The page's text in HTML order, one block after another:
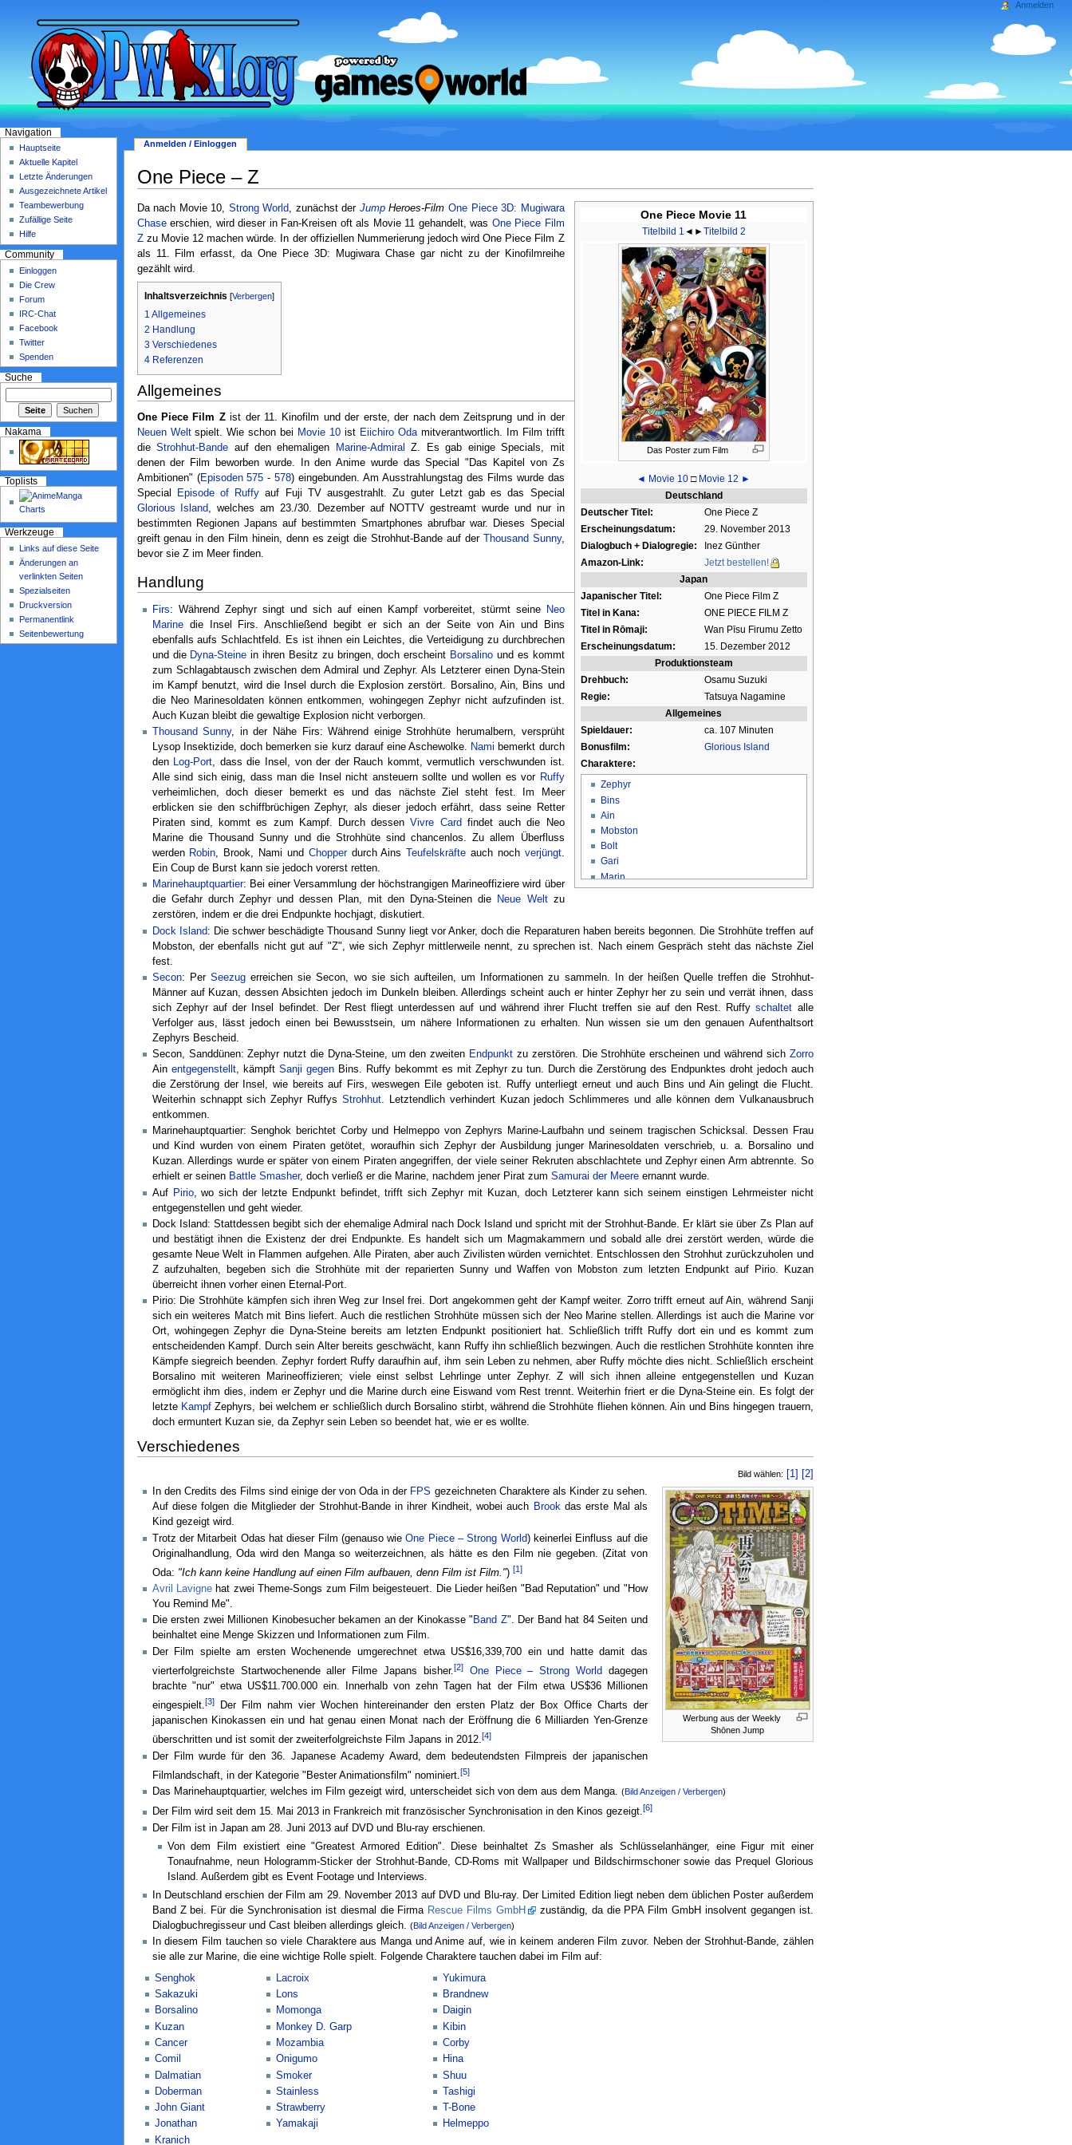
One Piece – Z
One Piece Movie 11
Titelbild 1 ◄►Titelbild 2
Das Poster zum Film
◄ Movie 10 □ Movie 12 ►
Deutschland
Deutscher Titel:
One Piece Z
Erscheinungsdatum:
29. November 2013
Dialogbuch + Dialogregie:
Inez Günther
Amazon-Link:
Jetzt bestellen!
Japan
Japanischer Titel:
One Piece Film Z
Titel in Kana:
ONE PIECE FILM Z
Titel in Rōmaji:
Wan Pīsu Firumu Zetto
Erscheinungsdatum:
15. Dezember 2012
Produktionsteam
Drehbuch:
Osamu Suzuki
Regie:
Tatsuya Nagamine
Allgemeines
Spieldauer:
ca. 107 Minuten
Bonusfilm:
Glorious Island
Charaktere:
Zephyr
Bins
Ain
Mobston
Bolt
Gari
Marin
Purin
Da nach Movie 10, Strong World , zunächst der JumpHeroes-Film One Piece 3D: Mugiwara
Chaseerschien, wird dieser in Fan-Kreisen oft als Movie 11 gehandelt, was One Piece Film
Zzu Movie 12 machen würde. In der offiziellen Nummerierung jedoch wird One Piece Film Z
als 11. Film erfasst, da One Piece 3D: Mugiwara Chase gar nicht zu der Kinofilmreihe
gezählt wird.
Inhaltsverzeichnis [Verbergen]
1 Allgemeines
2 Handlung
3 Verschiedenes
4 Referenzen
Allgemeines
One Piece Film Zist der 11. Kinofilm und der erste, der nach dem Zeitsprung und in der
Neuen Weltspielt. Wie schon bei Movie 10 ist Eiichiro Odamitverantwortlich. Im Film trifft
dieStrohhut-Bande auf den ehemaligen Marine-Admiral
Z. Es gab einige Specials, mit
denen der Film beworben wurde. In den Anime wurde das Special "Das Kapitel von Zs
Ambitionen" (Episoden 575 -578) eingebunden. Am Ausstrahlungstag des Films wurde das
Special
Episode of Ruffy auf Fuji TV ausgestrahlt. Zu guter Letzt gab es das Special
Glorious Island, welches am 23./30. Dezember auf NOTTV gestreamt wurde und nur in
bestimmten Regionen Japans auf bestimmten Smartphones abrufbar war. Dieses Special
greift genau in den Film hinein, denn es zeigt die Strohhut-Bande auf der
Thousand Sunny,
bevor sie Z im Meer finden.
Handlung
Firs: Während Zephyr singt und sich auf einen Kampf vorbereitet, stürmt seine
Neo
Marinedie Insel Firs. Anschließend begibt er sich an der Seite von Ain und Bins
ebenfalls aufs Schlachtfeld. Es ist ihnen ein Leichtes, die Verteidigung zu durchbrechen
und die Dyna-Steine in ihren Besitz zu bringen, doch erscheint Borsalino und es kommt
zum Schlagabtausch zwischen dem Admiral und Zephyr. Als Letzterer einen Dyna-Stein
im Kampf benutzt, wird die Insel durch die Explosion zerstört. Borsalino, Ain, Bins und
die Neo Marinesoldaten können entkommen, wohingegen Zephyr nicht aufzufinden ist.
Auch Kuzan bleibt die gewaltige Explosion nicht verborgen.
Thousand Sunny, in der Nähe Firs: Während einige Strohhüte herumalbern, versprüht
Lysop Insektizide, doch bemerken sie kurz darauf eine Aschewolke. Nami bemerkt durch
den Log-Port, dass die Insel, von der der Rauch kommt, vermutlich verschwunden ist.
Alle sind sich einig, dass man die Insel nicht ansteuern sollte und wollen es vor Ruffy
verheimlichen, doch dieser bemerkt es und das nächste Ziel steht fest. Im Meer
erblicken sie den schiffbrüchigen Zephyr, als dieser jedoch erfährt, dass seine Retter
Piraten sind, kommt es zum Kampf. Durch dessenVivre Card findet auch die Neo
Marine die Thousand Sunny und die Strohhüte sind chancenlos. Zu allem Überfluss
werden Robin, Brook, Nami und Chopperdurch Ains Teufelskräfte auch noch verjüngt.
Ein Coup de Burst kann sie jedoch vorerst retten.
Marinehauptquartier: Bei einer Versammlung der höchstrangigen Marineoffiziere wird über
die Gefahr durch Zephyr und dessen Plan, mit den Dyna-Steinen die
Neue Weltzu
zerstören, indem er die drei Endpunkte hochjagt, diskutiert.
Dock Island: Die schwer beschädigte Thousand Sunny liegt vor Anker, doch die Reparaturen haben bereits begonnen. Die Strohhüte treffen auf
Mobston, der ebenfalls nicht gut auf "Z", wie sich Zephyr mittlerweile nennt, zu sprechen ist. Nach einem Gespräch steht das nächste Ziel
fest.
Secon: Per Seezugerreichen sie Secon, wo sie sich aufteilen, um Informationen zu sammeln. In der heißen Quelle treffen die Strohhut-
Männer auf Kuzan, dessen Absichten jedoch im Dunkeln bleiben. Allerdings scheint auch er hinter Zephyr her zu sein und verrät ihnen, dass
sich Zephyr auf der Insel befindet. Der Rest fliegt unterdessen auf und während ihrer Flucht treffen sie auf den Rest. Ruffyschaltet alle
Verfolger aus, lässt jedoch einen bei Bewusstsein, um nähere Informationen zu erhalten. Nun wissen sie um den genauen Aufenthaltsort
Zephyrs Bescheid.
Secon, Sanddünen: Zephyr nutzt die Dyna-Steine, um den zweiten Endpunkt zu zerstören. Die Strohhüte erscheinen und während sich Zorro
Ain entgegenstellt, kämpft Sanji gegenBins. Ruffy bekommt es mit Zephyr zu tun. Durch die Zerstörung des Endpunktes droht jedoch auch
die Zerstörung der Insel, wie bereits auf Firs, weswegen Eile geboten ist. Ruffy unterliegt erneut und auch Bins und Ain gelingt die Flucht.
Weiterhin schnappt sich Zephyr Ruffys Strohhut. Letztendlich verhindert Kuzan jedoch Schlimmeres und alle können dem Vulkanausbruch
entkommen.
Marinehauptquartier: Senghok berichtet Corby und Helmeppo von Zephyrs Marine-Laufbahn und seinem tragischen Schicksal. Dessen Frau
und Kind wurden von einem Piraten getötet, woraufhin sich Zephyr der Ausbildung junger Marinesoldaten verschrieb, u. a. Borsalino und
Kuzan. Allerdings wurde er später von einem Piraten angegriffen, der viele seiner Rekruten abschlachtete und Zephyr einen Arm abtrennte. So
erhielt er seinen Battle Smasher, doch verließ er die Marine, nachdem jener Pirat zum Samurai der Meereernannt wurde.
Auf Pirio, wo sich der letzte Endpunkt befindet, trifft sich Zephyr mit Kuzan, doch Letzterer kann sich seinem einstigen Lehrmeister nicht
entgegenstellen und geht wieder.
Dock Island: Stattdessen begibt sich der ehemalige Admiral nach Dock Island und spricht mit der Strohhut-Bande. Er klärt sie über Zs Plan auf
und bestätigt ihnen die Existenz der drei Endpunkte. Es handelt sich um Magmakammern und sobald alle drei zerstört werden, würde die
gesamte Neue Welt in Flammen aufgehen. Alle Piraten, aber auch Zivilisten würden vernichtet. Entschlossen den Strohhut zurückzuholen und
Z aufzuhalten, begeben sich die Strohhüte mit der reparierten Sunny und Waffen von Mobston zum letzten Endpunkt auf Pirio. Kuzan
überreicht ihnen vorher einen Eternal-Port.
Pirio: Die Strohhüte kämpfen sich ihren Weg zur Insel frei. Dort angekommen geht der Kampf weiter. Zorro trifft erneut auf Ain, während Sanji
sich ein weiteres Match mit Bins liefert. Auch die restlichen Strohhüte müssen sich der Neo Marine stellen. Allerdings ist auch die Marine vor
Ort, wohingegen Zephyr die Dyna-Steine bereits am letzten Endpunkt positioniert hat. Schließlich trifft Ruffy dort ein und es kommt zum
entscheidenden Kampf. Durch sein Alter bereits geschwächt, kann Ruffy ihn schließlich bezwingen. Auch die restlichen Strohhüte konnten ihre
Kämpfe siegreich beenden. Zephyr fordert Ruffy daraufhin auf, ihm sein Leben zu nehmen, aber Ruffy möchte dies nicht. Schließlich erscheint
Borsalino mit weiteren Marineoffizieren; viele einst selbst Lehrlinge unter Zephyr. Z will sich ihnen alleine entgegenstellen und Kuzan
ermöglicht ihm dies, indem er Zephyr und die Marine durch eine Eiswand vom Rest trennt. Weiterhin friert er die Dyna-Steine ein. Es folgt der
letzte Kampf Zephyrs, bei welchem er schließlich durch Borsalino stirbt, während die Strohhüte fliehen können. Ain und Bins hingegen trauern,
doch ermuntert Kuzan sie, da Zephyr sein Leben so beendet hat, wie er es wollte.
Verschiedenes
Bild wählen: [1] [2]
Werbung aus der Weekly
Shōnen Jump
In den Credits des Films sind einige der von Oda in der FPS gezeichneten Charaktere als Kinder zu sehen.
Auf diese folgen die Mitglieder der Strohhut-Bande in ihrer Kindheit, wobei auch Brookdas erste Mal als
Kind gezeigt wird.
Trotz der Mitarbeit Odas hat dieser Film (genauso wieOne Piece – Strong World) keinerlei Einfluss auf die
Originalhandlung, Oda wird den Manga so weiterzeichnen, als hätte es den Film nie gegeben. (Zitat von
Oda: "Ich kann keine Handlung auf einen Film aufbauen, denn Film ist Film.") [1]
Avril Lavigne hat zwei Theme-Songs zum Film beigesteuert. Die Lieder heißen "Bad Reputation" und "How
You Remind Me".
Die ersten zwei Millionen Kinobesucher bekamen an der Kinokasse " Band Z". Der Band hat 84 Seiten und
beinhaltet eine Menge Skizzen und Informationen zum Film.
Der Film spielte am ersten Wochenende umgerechnet etwa US$16,339,700 ein und hatte damit das
vierterfolgreichste Startwochenende aller Filme Japans bisher.[2] One Piece – Strong World dagegen
brachte "nur" etwa US$11.700.000 ein. Innerhalb von zehn Tagen hat der Film etwa US$36 Millionen
eingespielt.[3]Der Film nahm vier Wochen hintereinander den ersten Platz der Box Office Charts der
japanischen Kinokassen ein und hat genau einen Monat nach der Eröffnung die 6 Milliarden Yen-Grenze
überschritten und ist somit der zweiterfolgreichste Film Japans in 2012.[4]
Der Film wurde für den 36. Japanese Academy Award, dem bedeutendsten Filmpreis der japanischen
Filmlandschaft, in der Kategorie "Bester Animationsfilm" nominiert.[5]
Das Marinehauptquartier, welches im Film gezeigt wird, unterscheidet sich von dem aus dem Manga. (Bild Anzeigen / Verbergen)
Der Film wird seit dem 15. Mai 2013 in Frankreich mit französischer Synchronisation in den Kinos gezeigt.[6]
Der Film ist in Japan am 28. Juni 2013 auf DVD und Blu-ray erschienen.
Von dem Film existiert eine "Greatest Armored Edition". Diese beinhaltet Zs Smasher als Schlüsselanhänger, eine Figur mit einer
Tonaufnahme, neun Hologramm-Sticker der Strohhut-Bande, CD-Roms mit Wallpaper und Bildschirmschoner sowie das Prequel Glorious
Island. Außerdem gibt es Event Footage und Interviews.
In Deutschland erschien der Film am 29. November 2013 auf DVD und Blu-ray. Der Limited Edition liegt neben dem üblichen Poster außerdem
Band Z bei. Für die Synchronisation ist diesmal die Firma Rescue Films GmbH
zuständig, da die PPA Film GmbH insolvent gegangen ist.
Dialogbuchregisseur und Cast bleiben allerdings gleich.
(Bild Anzeigen / Verbergen)
In diesem Film tauchen so viele Charaktere aus Manga und Anime auf, wie in keinem anderen Film zuvor. Neben der Strohhut-Bande, zählen
sie alle zur Marine, die eine wichtige Rolle spielt. Folgende Charaktere tauchen dabei im Film auf:
Senghok
Sakazuki
Borsalino
Kuzan
Cancer
Comil
Dalmatian
Doberman
John Giant
Jonathan
Kranich
Lacroix
Lons
Momonga
Monkey D. Garp
Mozambia
Onigumo
Smoker
Stainless
Strawberry
Yamakaji
Yukimura
Brandnew
Daigin
Kibin
Corby
Hina
Shuu
Tashigi
T-Bone
Helmeppo
Anmelden / Einloggen
Anmelden
Navigation
Hauptseite
Aktuelle Kapitel
Letzte Änderungen
Ausgezeichnete Artikel
Teambewerbung
Zufällige Seite
Hilfe
Community
Einloggen
Die Crew
Forum
IRC-Chat
Facebook
Twitter
Spenden
Suche
Nakama
Toplists
Werkzeuge
Links auf diese Seite
Änderungen an
verlinkten Seiten
Spezialseiten
Druckversion
Permanentlink
Seitenbewertung